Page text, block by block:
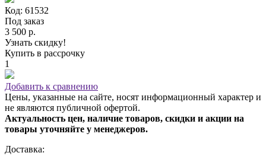
Код: 61532
Под заказ
3 500 р.
Узнать скидку!
Купить в рассрочку
1
Добавить к сравнению
Цены, указанные на сайте, носят информационный характер и
не являются публичной офертой.
Актуальность цен, наличие товаров, скидки и акции на
товары уточняйте у менеджеров.
Доставка: